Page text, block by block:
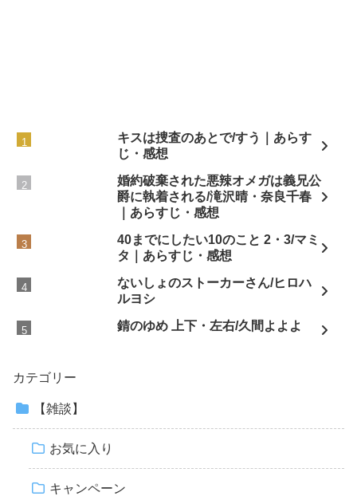
キスは捜査のあとで/すう｜あらす
じ・感想
婚約破棄された悪辣オメガは義兄公
爵に執着される/滝沢晴・奈良千春
｜あらすじ・感想
40までにしたい10のこと 2・3/マミ
タ｜あらすじ・感想
ないしょのストーカーさん/ヒロハ
ルヨシ
錆のゆめ 上下・左右/久間よよよ
カテゴリー
【雑談】
お気に入り
キャンペーン